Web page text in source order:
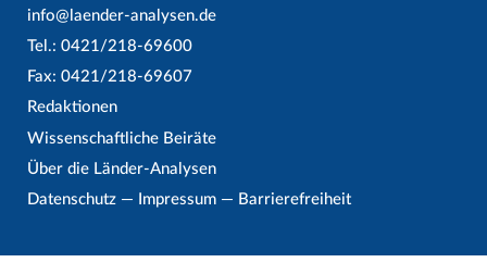
info@laender-analysen.de
Tel.: 0421/218-69600
Fax: 0421/218-69607
Redaktionen
Wissenschaftliche Beiräte
Über die Länder-Analysen
Datenschutz— Impressum— Barrierefreiheit